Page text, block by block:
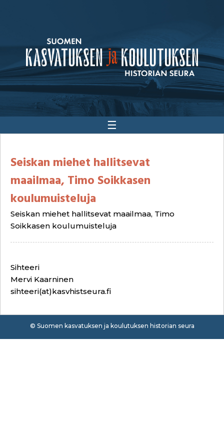
☰
Seiskan miehet hallitsevat
maailmaa, Timo Soikkasen
koulumuisteluja
Seiskan miehet hallitsevat maailmaa, Timo
Soikkasen koulumuisteluja
Sihteeri
Mervi Kaarninen
sihteeri(at)kasvhistseura.fi
© Suomen kasvatuksen ja koulutuksen historian seura